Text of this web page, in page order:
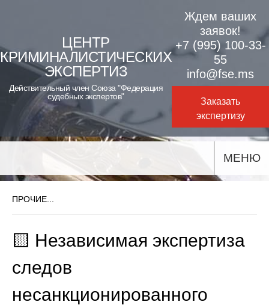
content
ЦЕНТР
КРИМИНАЛИСТИЧЕСКИХ
ЭКСПЕРТИЗ
Действительный член Союза "Федерация
судебных экспертов"
Ждем ваших
заявок!
+7 (995) 100-33-
55
info@fse.ms
Заказать
экспертизу
МЕНЮ
ПРОЧИЕ...
🟨 Независимая экспертиза
следов
несанкционированного